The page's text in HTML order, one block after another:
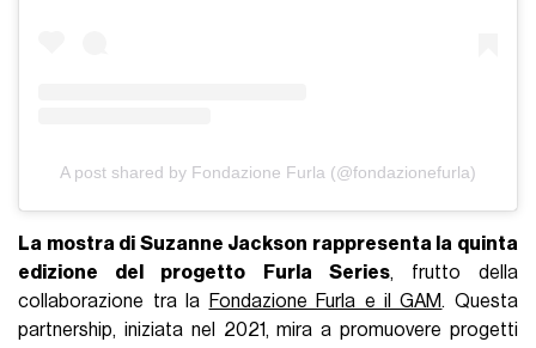
A post shared by Fondazione Furla (@fondazionefurla)
La mostra di Suzanne Jackson rappresenta la quinta
edizione del progetto Furla Series, frutto della
collaborazione tra la
Fondazione Furla e il GAM. Questa
partnership, iniziata nel 2021, mira a promuovere progetti